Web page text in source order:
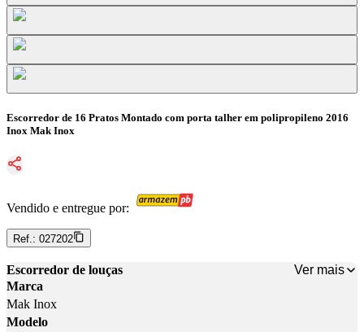
Escorredor de 16 Pratos Montado com porta talher em polipropileno 2016
Inox Mak Inox
Vendido e entregue por:
Ref.: 027202
Escorredor de louças
Ver mais
Marca
Mak Inox
Modelo